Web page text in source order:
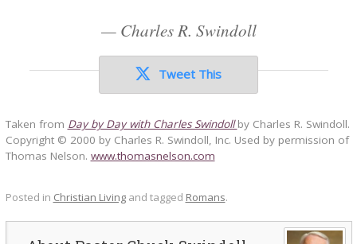
— Charles R. Swindoll
Tweet This
Taken from Day by Day with Charles Swindollby Charles R. Swindoll.
Copyright © 2000 by Charles R. Swindoll, Inc. Used by permission of
Thomas Nelson. www.thomasnelson.com
Posted in Christian Livingand tagged Romans.